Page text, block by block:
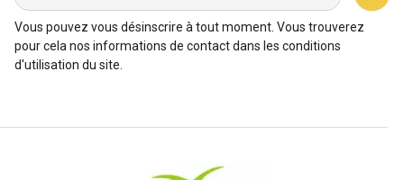
Vous pouvez vous désinscrire à tout moment. Vous trouverez
pour cela nos informations de contact dans les conditions
d'utilisation du site.